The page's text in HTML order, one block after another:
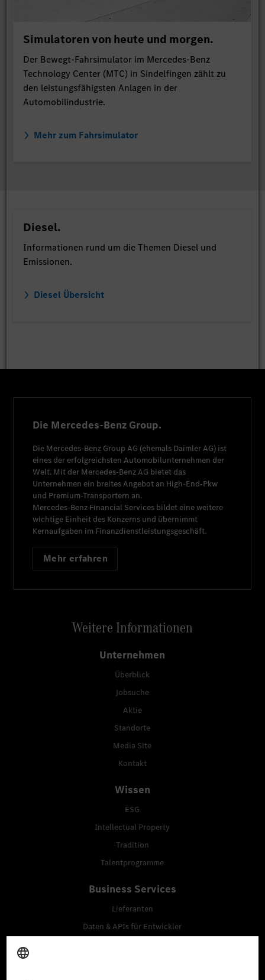
Simulatoren von heute und morgen.
Der Bewegt-Fahrsimulator im Mercedes-Benz
Technology Center (MTC) in Sindelfingen zählt zu
den leistungsfähigsten Anlagen in der
Automobilindustrie.
Mehr zum Fahrsimulator
Diesel.
Informationen rund um die Themen Diesel und
Emissionen.
Diesel Übersicht
Die Mercedes-Benz Group.
Die Mercedes-Benz Group AG (ehemals Daimler AG) ist
eines der erfolgreichsten Automobilunternehmen der
Welt. Mit der Mercedes-Benz AG bietet das
Unternehmen ein breites Angebot an High-End-Pkw
und Premium-Transportern an.
Mercedes-Benz Financial Services bildet eine weitere
wichtige Einheit des Konzerns und übernimmt
Kernaufgaben im Finanzdienstleistungsgeschäft.
Mehr erfahren
Weitere Informationen
Unternehmen
Überblick
Jobsuche
Aktie
Standorte
Media Site
Kontakt
Wissen
ESG
Intellectual Property
Tradition
Talentprogramme
Business Services
Lieferanten
Daten & APIs für Entwickler